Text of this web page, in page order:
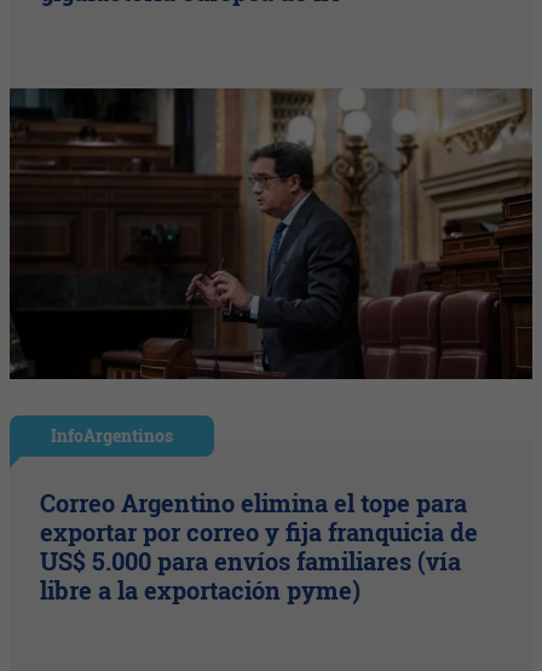
InfoArgentinos
Correo Argentino elimina el tope para
exportar por correo y fija franquicia de
US$ 5.000 para envíos familiares (vía
libre a la exportación pyme)